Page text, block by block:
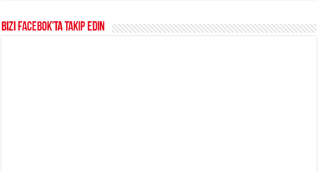
Bizi Facebok’ta takip edin